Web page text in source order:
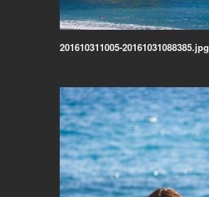
201610311005-20161031088385.jpg